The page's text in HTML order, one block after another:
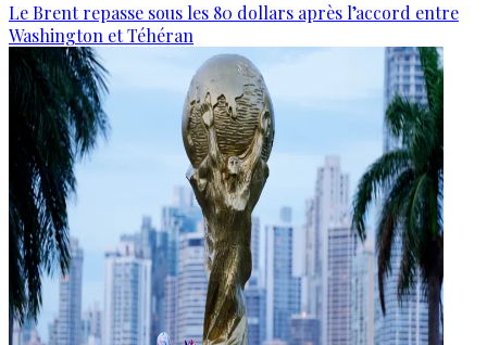
Le Brent repasse sous les 80 dollars après l’accord entre
Washington et Téhéran